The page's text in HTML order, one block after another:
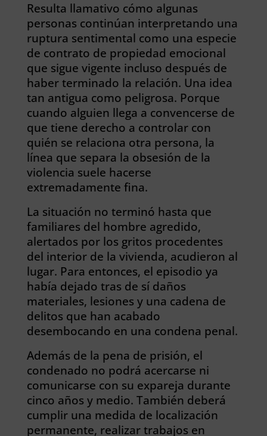
Resulta llamativo cómo algunas
personas continúan interpretando una
ruptura sentimental como una especie
de contrato de propiedad emocional
que sigue vigente incluso después de
haber terminado la relación. Una idea
tan antigua como peligrosa. Porque
cuando alguien llega a convencerse de
que tiene derecho a controlar con
quién se relaciona otra persona, la
línea que separa la obsesión de la
violencia suele hacerse
extremadamente fina.
La situación no terminó hasta que
familiares del hombre agredido,
alertados por los gritos procedentes
del interior de la vivienda, acudieron al
lugar. Para entonces, el episodio ya
había dejado tras de sí daños
materiales, lesiones y una cadena de
delitos que han acabado
desembocando en una condena penal.
Además de la pena de prisión, el
condenado no podrá acercarse ni
comunicarse con su expareja durante
cinco años y medio. También deberá
cumplir una medida de localización
permanente, realizar trabajos en